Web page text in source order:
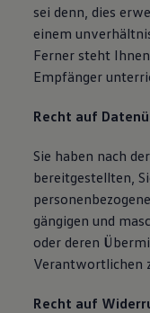
sei denn, dies
einem
Ferner steht
Empfänger
Recht auf
Sie haben nach
bereitgestellten,
gängigen und
oder deren
Verantwortlichen
Recht auf